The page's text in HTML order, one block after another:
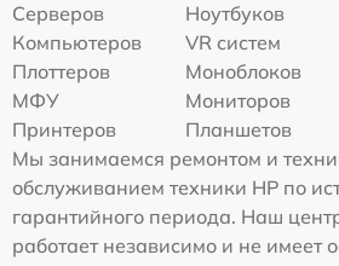
Серверов
Ноутбуков
Компьютеров
VR систем
Плоттеров
Моноблоков
МФУ
Мониторов
Принтеров
Планшетов
Мы занимаемся ремонтом и
обслуживанием техники HP по
гарантийного периода. Наш
работает независимо и не имеет